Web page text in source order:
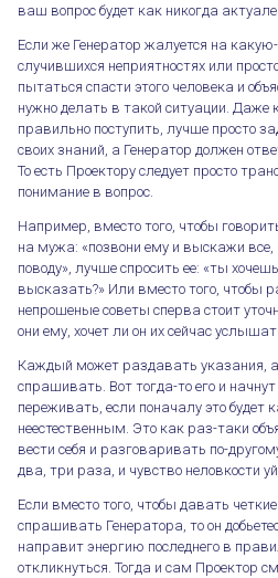
ваш вопрос будет как никогда
Если же Генератор жалуется на
случившихся неприятностях или
пытаться спасти этого человека и
нужно делать в такой ситуации. Даже
правильно поступить, лучше просто
своих знаний, а Генератор должен
То есть Проектору следует просто
понимание в вопрос.
Например, вместо того, чтобы
на мужа: «позвони ему и выскажи
поводу», лучше спросить ее: «ты
высказать?» Или вместо того, чтобы
непрошеные советы сперва стоит
они ему, хочет ли он их сейчас
Каждый может раздавать указания, а
спрашивать. Вот тогда-то его и
переживать, если поначалу это будет
неестественным. Это как раз-таки
вести себя и разговаривать по-
два, три раза, и чувство неловкости
Если вместо того, чтобы давать
спрашивать Генератора, то он
направит энергию последнего в
откликнуться. Тогда и сам Проектор